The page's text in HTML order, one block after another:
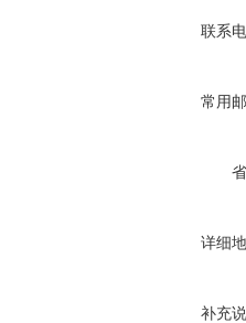
联系
常用
详细
补充